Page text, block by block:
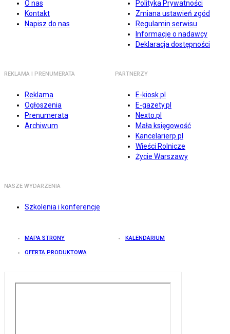
O nas
Kontakt
Napisz do nas
Polityka Prywatności
Zmiana ustawień zgód
Regulamin serwisu
Informacje o nadawcy
Deklaracja dostępności
REKLAMA I PRENUMERATA
Reklama
Ogłoszenia
Prenumerata
Archiwum
PARTNERZY
E-kiosk.pl
E-gazety.pl
Nexto.pl
Mała księgowość
Kancelarierp.pl
Wieści Rolnicze
Życie Warszawy
NASZE WYDARZENIA
Szkolenia i konferencje
MAPA STRONY KALENDARIUM
OFERTA PRODUKTOWA